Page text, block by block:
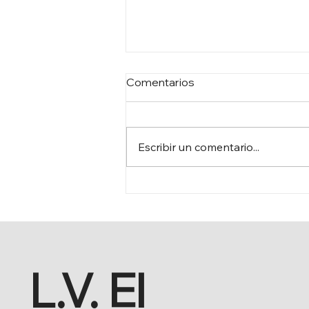
TERREMOTOS
Comentarios
Escribir un comentario...
L.V. El